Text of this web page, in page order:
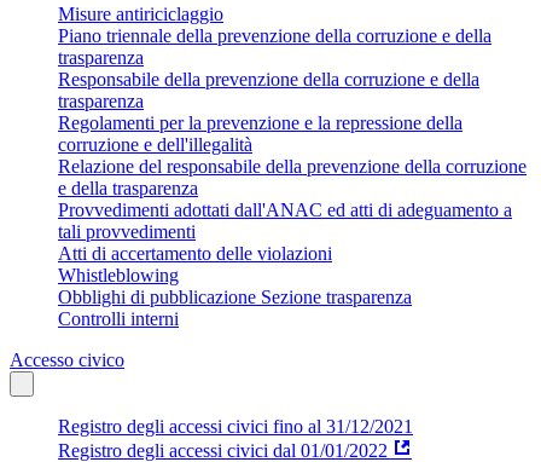
Misure antiriciclaggio
Piano triennale della prevenzione della corruzione e della
trasparenza
Responsabile della prevenzione della corruzione e della
trasparenza
Regolamenti per la prevenzione e la repressione della
corruzione e dell'illegalità
Relazione del responsabile della prevenzione della corruzione
e della trasparenza
Provvedimenti adottati dall'ANAC ed atti di adeguamento a
tali provvedimenti
Atti di accertamento delle violazioni
Whistleblowing
Obblighi di pubblicazione Sezione trasparenza
Controlli interni
Accesso civico
Registro degli accessi civici fino al 31/12/2021
Registro degli accessi civici dal 01/01/2022